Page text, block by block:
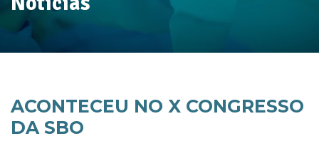
ACONTECEU NO X CONGRESSO
DA SBO